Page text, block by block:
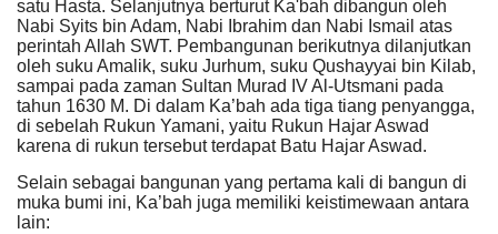
satu Hasta. Selanjutnya berturut Ka'bah dibangun oleh
Nabi Syits bin Adam, Nabi Ibrahim dan Nabi Ismail atas
perintah Allah SWT. Pembangunan berikutnya dilanjutkan
oleh suku Amalik, suku Jurhum, suku Qushayyai bin Kilab,
sampai pada zaman Sultan Murad IV Al-Utsmani pada
tahun 1630 M. Di dalam Ka’bah ada tiga tiang penyangga,
di sebelah Rukun Yamani, yaitu Rukun Hajar Aswad
karena di rukun tersebut terdapat Batu Hajar Aswad.
Selain sebagai bangunan yang pertama kali di bangun di
muka bumi ini, Ka’bah juga memiliki keistimewaan antara
lain: